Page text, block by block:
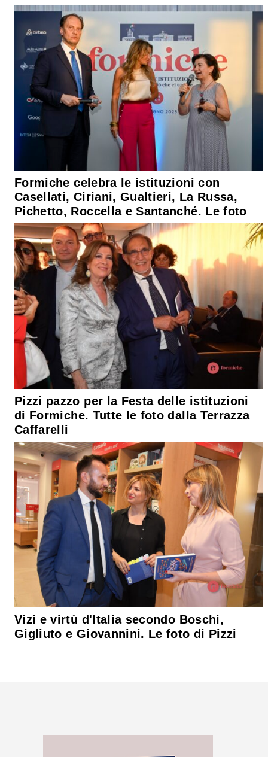
Formiche celebra le istituzioni con
Casellati, Ciriani, Gualtieri, La Russa,
Pichetto, Roccella e Santanché. Le foto
Pizzi pazzo per la Festa delle istituzioni
di Formiche. Tutte le foto dalla Terrazza
Caffarelli
Vizi e virtù d'Italia secondo Boschi,
Gigliuto e Giovannini. Le foto di Pizzi